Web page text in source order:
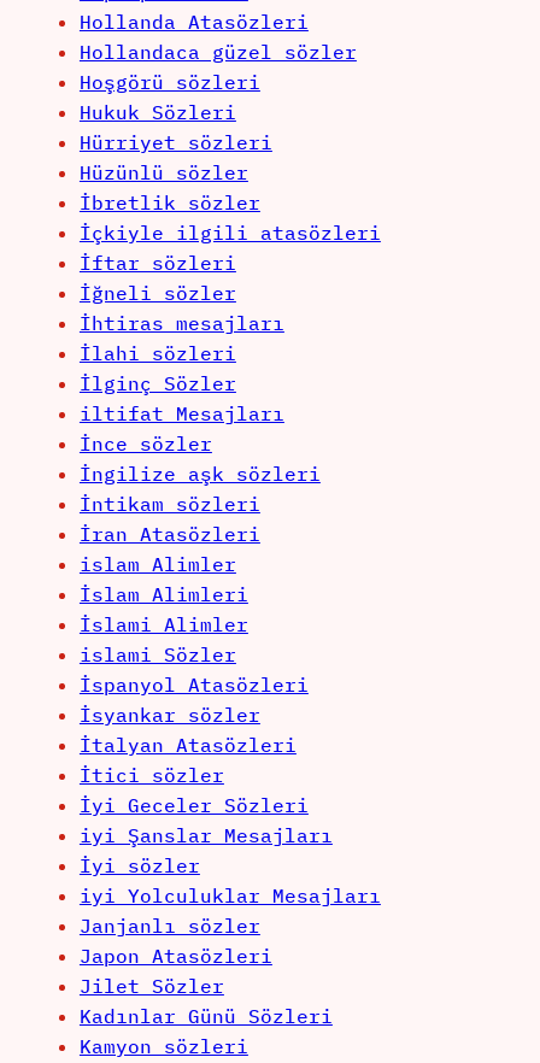
Hollanda Atasözleri
Hollandaca güzel sözler
Hoşgörü sözleri
Hukuk Sözleri
Hürriyet sözleri
Hüzünlü sözler
İbretlik sözler
İçkiyle ilgili atasözleri
İftar sözleri
İğneli sözler
İhtiras mesajları
İlahi sözleri
İlginç Sözler
iltifat Mesajları
İnce sözler
İngilize aşk sözleri
İntikam sözleri
İran Atasözleri
islam Alimler
İslam Alimleri
İslami Alimler
islami Sözler
İspanyol Atasözleri
İsyankar sözler
İtalyan Atasözleri
İtici sözler
İyi Geceler Sözleri
iyi Şanslar Mesajları
İyi sözler
iyi Yolculuklar Mesajları
Janjanlı sözler
Japon Atasözleri
Jilet Sözler
Kadınlar Günü Sözleri
Kamyon sözleri